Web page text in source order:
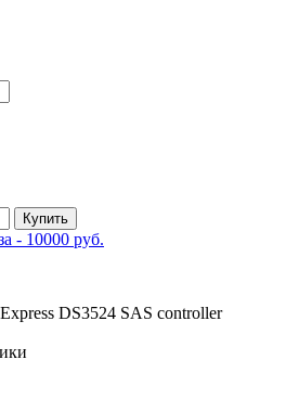
Купить
- 10000 руб.
DS3524 SAS controller